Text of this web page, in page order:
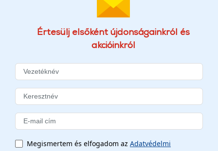
Értesülj elsőként újdonságainkról és
akcióinkról
Megismertem és elfogadom az Adatvédelmi